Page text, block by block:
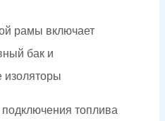
рамы включает
бак и
изоляторы
топлива